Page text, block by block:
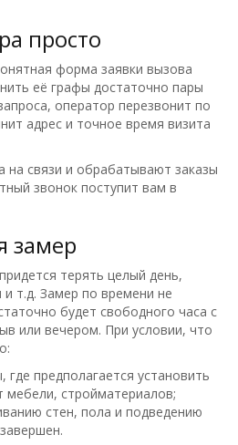
просто
форма заявки вызова
её графы достаточно пары
оператор перезвонит по
адрес и точное время визита
на связи и обрабатывают заказы
звонок поступит вам в
замер
терять целый день,
т.д. Замер по времени не
будет свободного часа с
или вечером. При условии, что
предполагается установить
мебели, стройматериалов;
стен, пола и подведению